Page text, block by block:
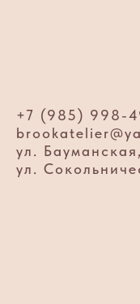
+7 (985) 998-
ул.
ул.